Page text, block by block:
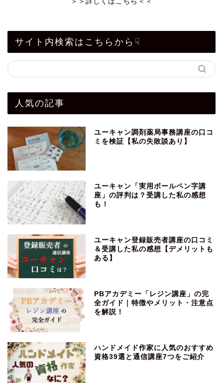
サイト内検索はこちらから☟
人気の記事
ユーキャン調剤薬局事務講座の口コ
ミを検証【私の失敗談あり】
ユーキャン「実用ボールペン字講
座」の評判は？受講した私の感想
も！
ユーキャン登録販売者講座の口コミ
＆受講した私の感想【デメリットも
ある】
PBアカデミー「レジン講座」の完
全ガイド｜特徴やメリット・注意点
を解説！
ハンドメイド作家に人気のおすすめ
資格39選と通信講座7つをご紹介